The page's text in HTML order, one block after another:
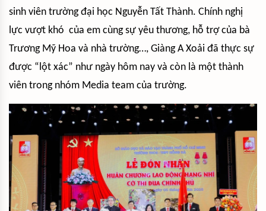
sinh viên trường đại học Nguyễn Tất Thành. Chính nghị
lực vượt khó của em cùng sự yêu thương, hỗ trợ của bà
Trương Mỹ Hoa và nhà trường…, Giàng A Xoải đã thực sự
được “lột xác” như ngày hôm nay và còn là một thành
viên trong nhóm Media team của trường.